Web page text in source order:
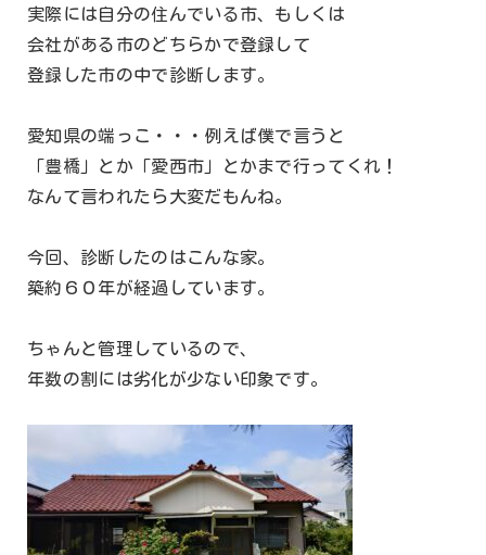
実際には自分の住んでいる市、もしくは
会社がある市のどちらかで登録して
登録した市の中で診断します。
愛知県の端っこ・・・例えば僕で言うと
「豊橋」とか「愛西市」とかまで行ってくれ！
なんて言われたら大変だもんね。
今回、診断したのはこんな家。
築約６０年が経過しています。
ちゃんと管理しているので、
年数の割には劣化が少ない印象です。